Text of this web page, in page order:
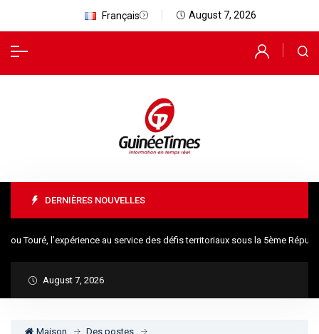
Français August 7, 2026
DERNIÈRES NOUVELLES
Touré, l’expérience au service des défis territoriaux sous la 5ème
August 7, 2026
Maison
Des postes